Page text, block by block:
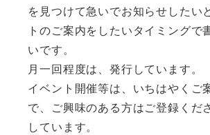
を見つけて急いでお知らせしたい
トのご案内をしたいタイミングで
いです。
月一回程度は、発行しています。
イベント開催等は、いちはやくご
で、ご興味のある方はご登録くだ
しています。